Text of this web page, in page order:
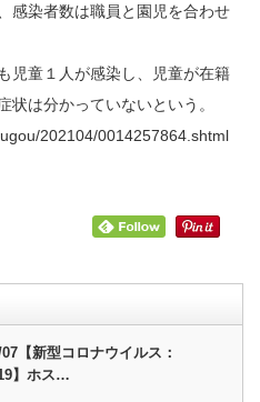
感染者数は職員と園児を合わせ
児童１人が感染し、児童が在籍
状は分かっていないという。
202104/0014257864.shtml
【新型コロナウイルス：
】ホス…